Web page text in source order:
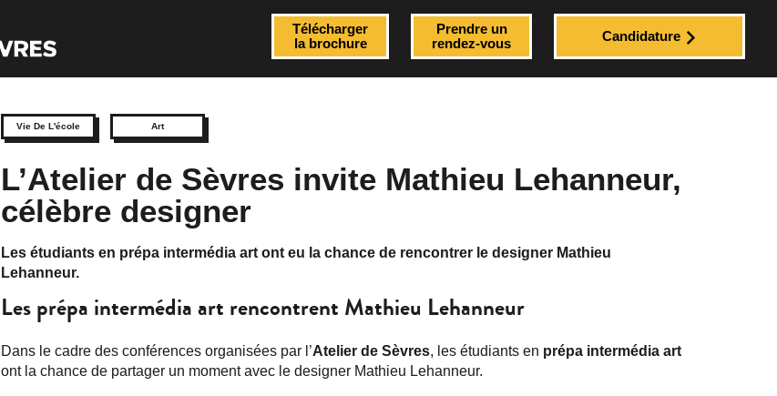
Télécharger
la brochure
Prendre un
rendez-vous
Candidature
Vie De L'école Art
L’Atelier de Sèvres invite Mathieu Lehanneur,
célèbre designer
Les étudiants en prépa intermédia art ont eu la chance de rencontrer le designer Mathieu
Lehanneur.
Les prépa intermédia art rencontrent Mathieu Lehanneur
Dans le cadre des conférences organisées par l’Atelier de Sèvres, les étudiants en prépa intermédia art
ont la chance de partager un moment avec le designer Mathieu Lehanneur.